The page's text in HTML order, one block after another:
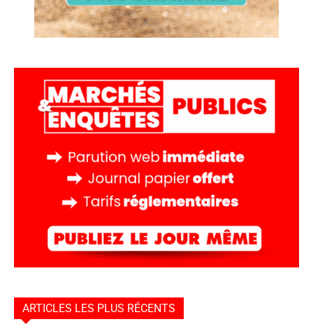
ARTICLES LES PLUS RÉCENTS